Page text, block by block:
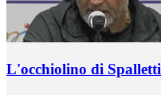
L'occhiolino di Spalletti